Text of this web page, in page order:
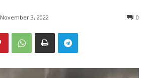
November 3, 2022 0